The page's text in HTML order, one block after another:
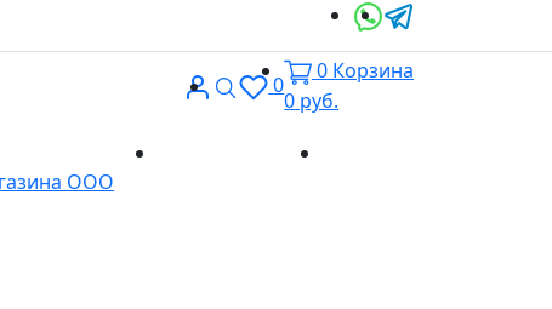
ВходПоиск
0
0 Корзина
0 руб.
ООО